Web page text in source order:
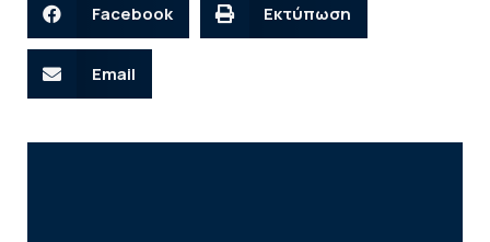
Facebook Εκτύπωση
Email